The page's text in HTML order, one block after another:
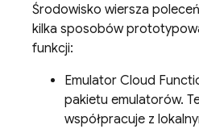
Środowisko wiersza
kilka sposobów
funkcji:
Emulator Cloud
pakietu emulatorów.
współpracuje z